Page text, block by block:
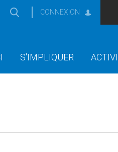
CONNEXION
S'IMPLIQUER